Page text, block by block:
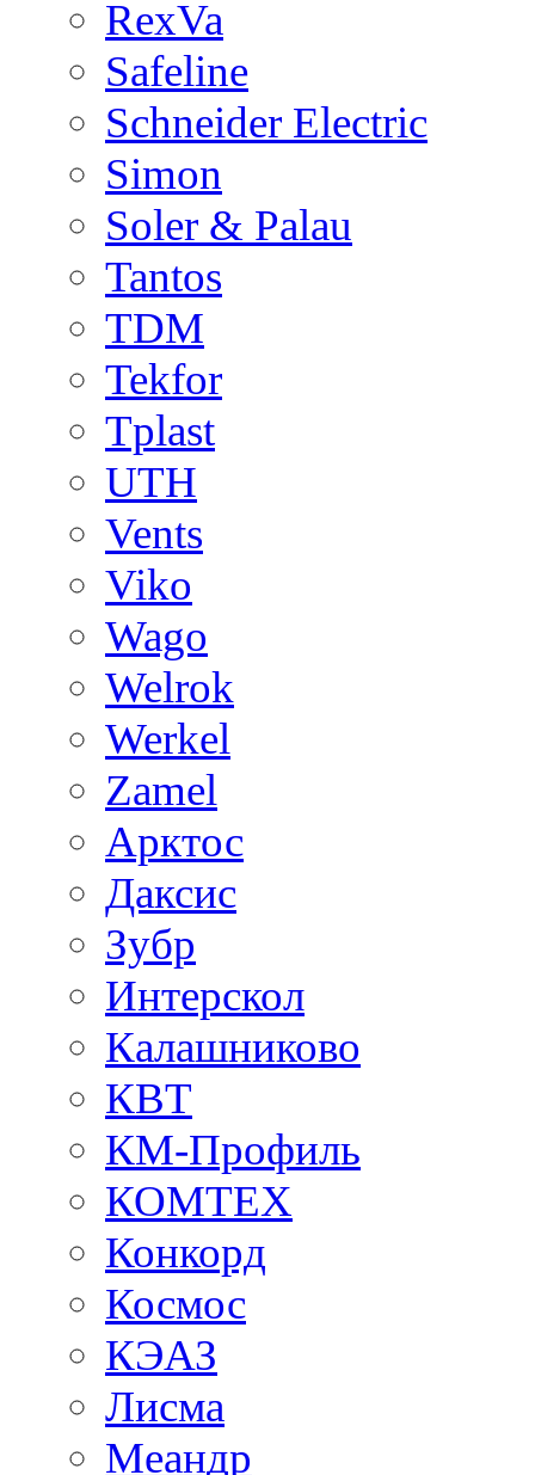
RexVa
Safeline
Schneider Electric
Simon
Soler & Palau
Tantos
TDM
Tekfor
Tplast
UTH
Vents
Viko
Wago
Welrok
Werkel
Zamel
Арктос
Даксис
Зубр
Интерскол
Калашниково
КВТ
КМ-Профиль
КОМТЕХ
Конкорд
Космос
КЭАЗ
Лисма
Меандр